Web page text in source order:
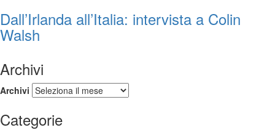
Dall’Irlanda all’Italia: intervista a Colin
Walsh
Archivi
Archivi
Categorie